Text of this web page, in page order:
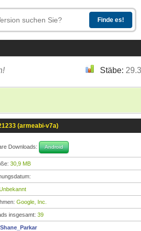
Stäbe:
(armeabi-v7a)
Downloads: Android
30,9 MB
Google, Inc.
insgesamt: 39
Shane_Parkar